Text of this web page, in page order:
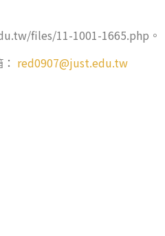
files/11-1001-1665.php。
red0907@just.edu.tw